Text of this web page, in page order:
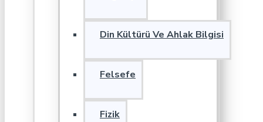
Din Kültürü Ve Ahlak Bilgisi
Felsefe
Fizik